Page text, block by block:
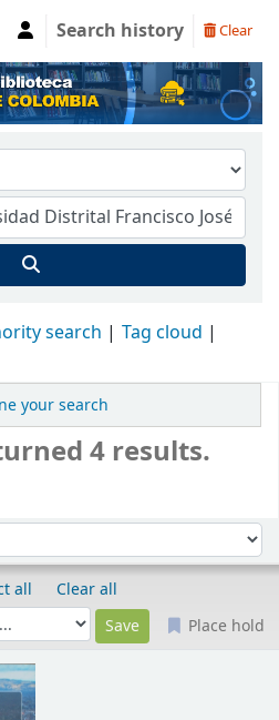
Search history Clear
search
Tag cloud
your search
4 results.
all
Clear all
Place hold